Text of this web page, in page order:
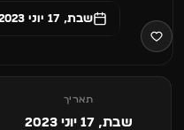
שבת, 17 יוני 2023
תאריך
שבת, 17 יוני 2023